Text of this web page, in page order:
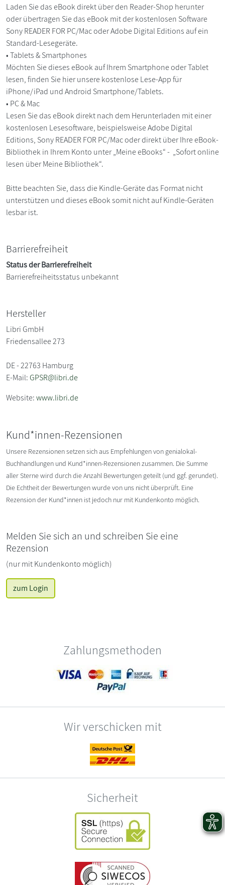
Laden Sie das eBook direkt über den Reader-Shop herunter
oder übertragen Sie das eBook mit der kostenlosen Software
Sony READER FOR PC/Mac oder Adobe Digital Editions auf ein
Standard-Lesegeräte.
• Tablets & Smartphones
Möchten Sie dieses eBook auf Ihrem Smartphone oder Tablet
lesen, finden Sie hier unsere kostenlose Lese-App für
iPhone/iPad und Android Smartphone/Tablets.
• PC & Mac
Lesen Sie das eBook direkt nach dem Herunterladen mit einer
kostenlosen Lesesoftware, beispielsweise Adobe Digital
Editions, Sony READER FOR PC/Mac oder direkt über Ihre eBook-
Bibliothek in Ihrem Konto unter „Meine eBooks“ - „Sofort online
lesen über Meine Bibliothek“.
Bitte beachten Sie, dass die Kindle-Geräte das Format nicht
unterstützen und dieses eBook somit nicht auf Kindle-Geräten
lesbar ist.
Barrierefreiheit
Status der Barrierefreiheit
Barrierefreiheitsstatus unbekannt
Hersteller
Libri GmbH
Friedensallee 273
DE - 22763 Hamburg
E-Mail:GPSR@libri.de
Website:www.libri.de
Kund*innen-Rezensionen
Unsere Rezensionen setzen sich aus Empfehlungen von genialokal-
Buchhandlungen und Kund*innen-Rezensionen zusammen. Die Summe
aller Sterne wird durch die Anzahl Bewertungen geteilt (und ggf. gerundet).
Die Echtheit der Bewertungen wurde von uns nicht überprüft. Eine
Rezension der Kund*innen ist jedoch nur mit Kundenkonto möglich.
Melden Sie sich an und schreiben Sie eine
Rezension
(nur mit Kundenkonto möglich)
zum Login
Zahlungsmethoden
Wir verschicken mit
Sicherheit